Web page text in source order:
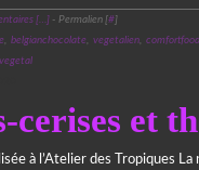
[…]- Permalien [#]
, belgianchocolate, vegetalien, comfortfood
cerises et
à l’Atelier des Tropiques